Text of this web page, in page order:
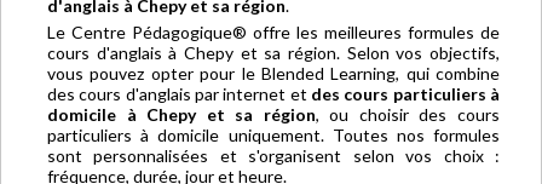
d'anglais à Chepy et sa région.
Le Centre Pédagogique® offre les meilleures formules de
cours d'anglais à Chepy et sa région. Selon vos objectifs,
vous pouvez opter pour le Blended Learning, qui combine
des cours d'anglais par internet et des cours particuliers à
domicile à Chepy et sa région, ou choisir des cours
particuliers à domicile uniquement. Toutes nos formules
sont personnalisées et s'organisent selon vos choix :
fréquence, durée, jour et heure.